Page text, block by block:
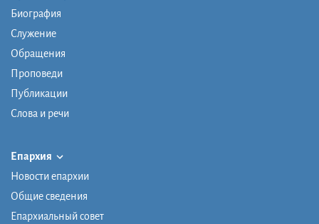
Биография
Служение
Обращения
Проповеди
Публикации
Слова и речи
Епархия
Новости епархии
Общие сведения
Епархиальный совет